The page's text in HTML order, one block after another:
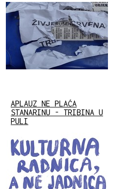
APLAUZ NE PLAĆA
STANARINU - TRIBINA U
PULI